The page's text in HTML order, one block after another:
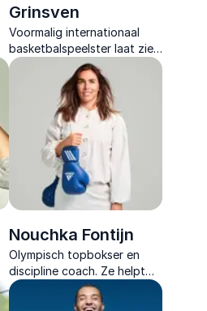
Grinsven
Voormalig internationaal
basketbalspeelster laat zien
hoe je met mindset,
samenwerking en veerkracht
jouw talenten omzet in
echte superkrachten.
Nouchka Fontijn
Olympisch topbokser en
discipline coach. Ze helpt
organisaties sterker te
presteren onder druk, met